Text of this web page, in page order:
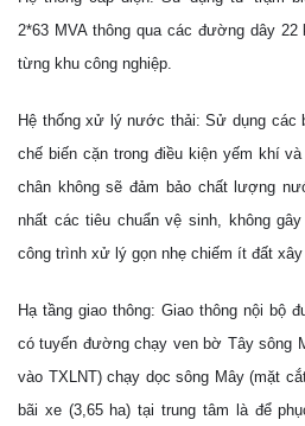
2*63 MVA thông qua các đường dây
từng khu công nghiệp.
Hệ thống xử lý nước thải: Sử dụng các
chế biến cặn trong điều kiện yếm khí
chân không sẽ đảm bảo chất lượng
nhất các tiêu chuẩn vệ sinh, không
công trình xử lý gọn nhẹ chiếm ít đất
Hạ tầng giao thông: Giao thông nội bộ
có tuyến đường chạy ven bờ Tây sông
vào TXLNT) chạy dọc sông Mây (mặt
bãi xe (3,65 ha) tại trung tâm là để